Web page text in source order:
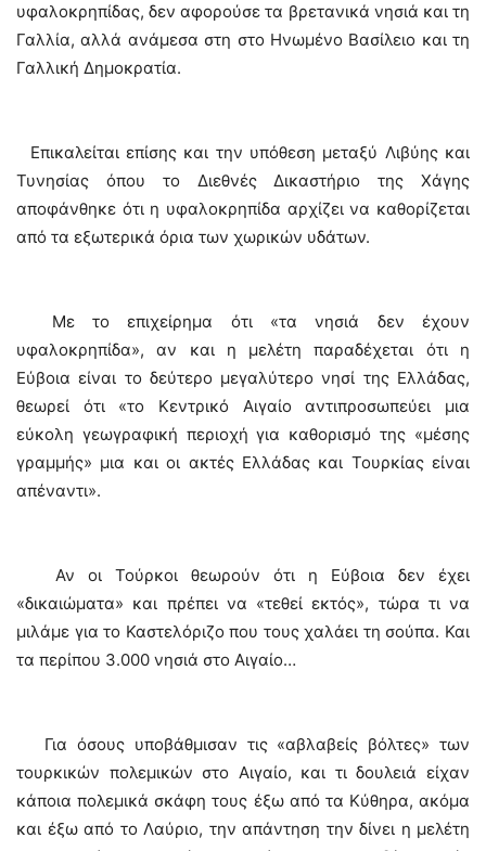
υφαλοκρηπίδας, δεν αφορούσε τα βρετανικά νησιά και τη
Γαλλία, αλλά ανάμεσα στη στο Ηνωμένο Βασίλειο και τη
Γαλλική Δημοκρατία.
Επικαλείται επίσης και την υπόθεση μεταξύ Λιβύης και
Τυνησίας όπου το Διεθνές Δικαστήριο της Χάγης
αποφάνθηκε ότι η υφαλοκρηπίδα αρχίζει να καθορίζεται
από τα εξωτερικά όρια των χωρικών υδάτων.
Με το επιχείρημα ότι «τα νησιά δεν έχουν
υφαλοκρηπίδα», αν και η μελέτη παραδέχεται ότι η
Εύβοια είναι το δεύτερο μεγαλύτερο νησί της Ελλάδας,
θεωρεί ότι «το Κεντρικό Αιγαίο αντιπροσωπεύει μια
εύκολη γεωγραφική περιοχή για καθορισμό της «μέσης
γραμμής» μια και οι ακτές Ελλάδας και Τουρκίας είναι
απέναντι».
Αν οι Τούρκοι θεωρούν ότι η Εύβοια δεν έχει
«δικαιώματα» και πρέπει να «τεθεί εκτός», τώρα τι να
μιλάμε για το Καστελόριζο που τους χαλάει τη σούπα. Και
τα περίπου 3.000 νησιά στο Αιγαίο…
Για όσους υποβάθμισαν τις «αβλαβείς βόλτες» των
τουρκικών πολεμικών στο Αιγαίο, και τι δουλειά είχαν
κάποια πολεμικά σκάφη τους έξω από τα Κύθηρα, ακόμα
και έξω από το Λαύριο, την απάντηση την δίνει η μελέτη